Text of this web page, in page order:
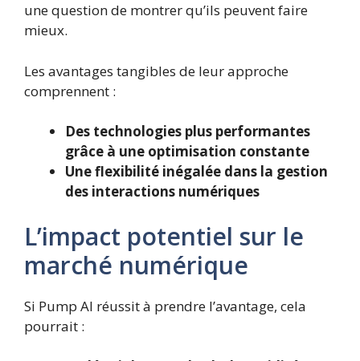
une question de montrer qu’ils peuvent faire
mieux.
Les avantages tangibles de leur approche
comprennent :
Des technologies plus performantes
grâce à une optimisation constante
Une flexibilité inégalée dans la gestion
des interactions numériques
L’impact potentiel sur le
marché numérique
Si Pump AI réussit à prendre l’avantage, cela
pourrait :